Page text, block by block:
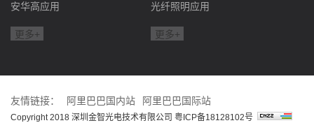
安华高应用
更多+
光纤照明应用
更多+
友情链接： 阿里巴巴国内站 阿里巴巴国际站
Copyright 2018 深圳金智光电技术有限公司 粤ICP备18128102号